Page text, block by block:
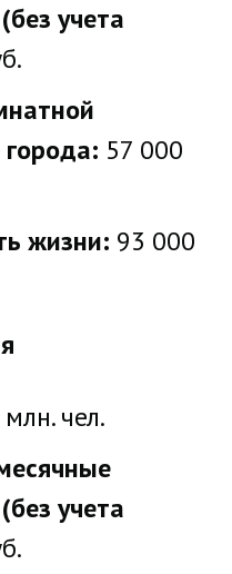
учета
57 000
жизни: 93 000
чел.
учета